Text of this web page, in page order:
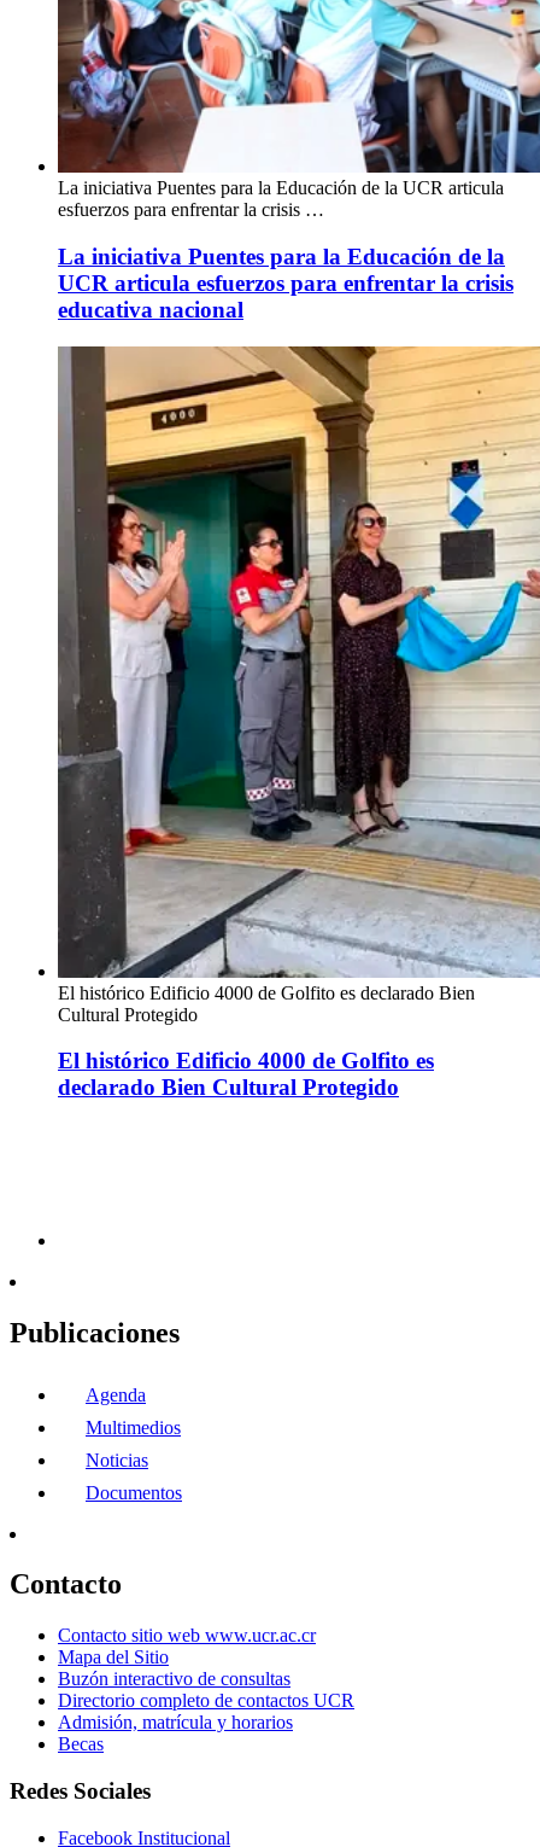
La iniciativa Puentes para la Educación de la UCR articula
esfuerzos para enfrentar la crisis …
La iniciativa Puentes para la Educación de la
UCR articula esfuerzos para enfrentar la crisis
educativa nacional
El histórico Edificio 4000 de Golfito es declarado Bien
Cultural Protegido
El histórico Edificio 4000 de Golfito es
declarado Bien Cultural Protegido
Publicaciones
Agenda
Multimedios
Noticias
Documentos
Contacto
Contacto sitio web www.ucr.ac.cr
Mapa del Sitio
Buzón interactivo de consultas
Directorio completo de contactos UCR
Admisión, matrícula y horarios
Becas
Redes Sociales
Facebook Institucional